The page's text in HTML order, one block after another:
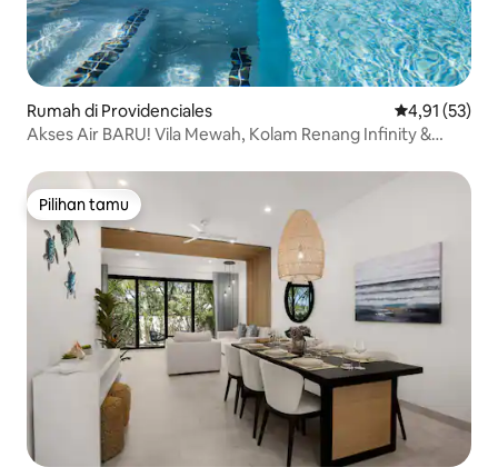
Rumah di Providenciales Nilai rata-
4,91 (53)
Akses Air BARU! Vila Mewah, Kolam Renang Infinity &
Pilihan tamu
Pilihan tamu